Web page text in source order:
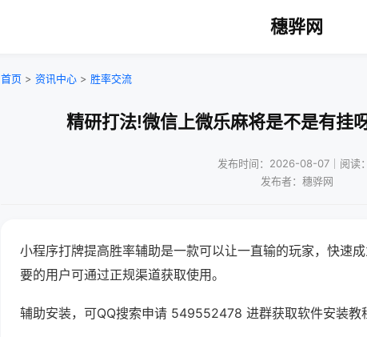
穗骅网
首页 > 资讯中心 > 胜率交流
精研打法!微信上微乐麻将是不是有挂
发布时间：2026-08-07｜阅读
发布者：穗骅网
小程序打牌提高胜率辅助是一款可以让一直输的玩家，快速
要的用户可通过正规渠道获取使用。
辅助安装，可QQ搜索申请 549552478 进群获取软件安装教